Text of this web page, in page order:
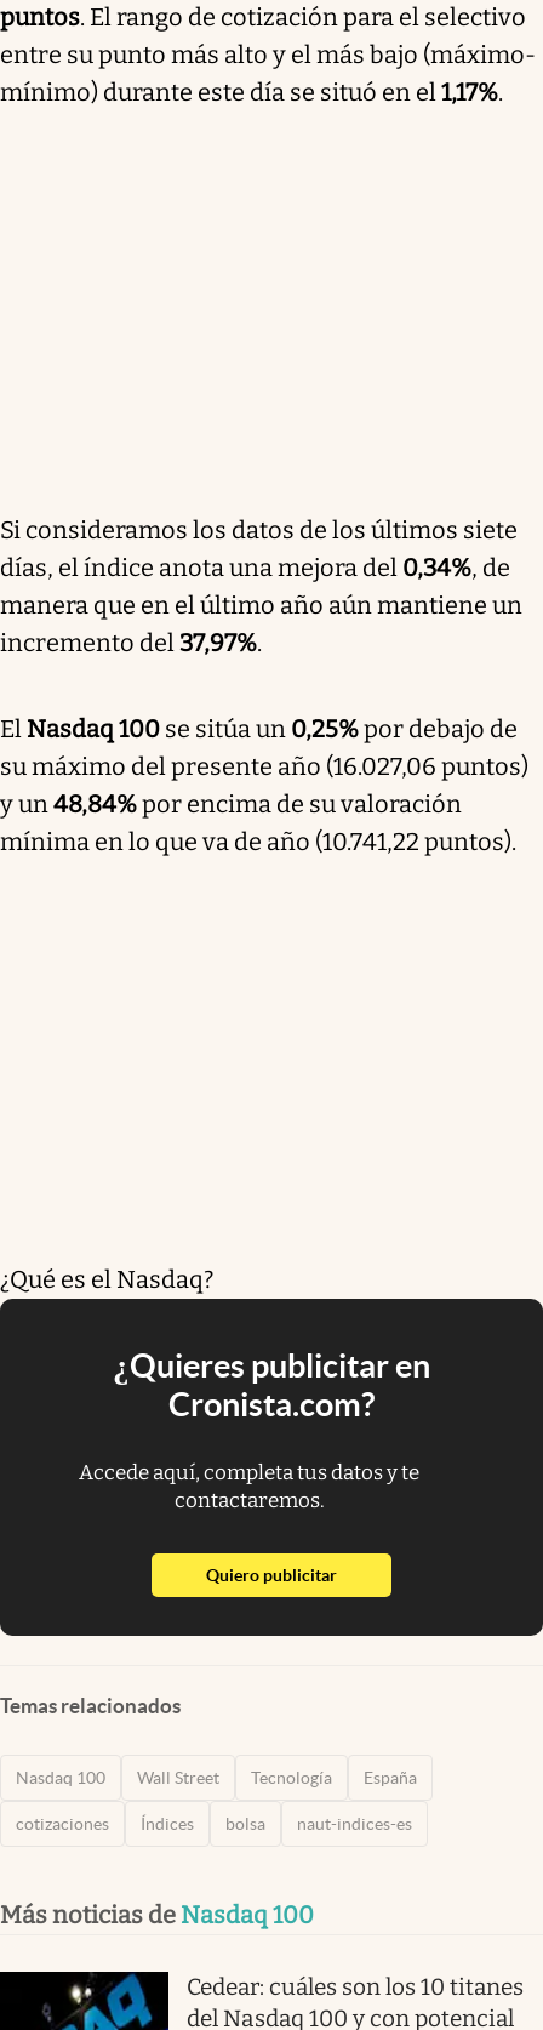
puntos. El rango de cotización para el selectivo
entre su punto más alto y el más bajo (máximo-
mínimo) durante este día se situó en el1,17%.
Si consideramos los datos de los últimos siete
días, el índice anota una mejora del 0,34%, de
manera que en el último año aún mantiene un
incremento del37,97%.
El Nasdaq 100 se sitúa un 0,25%por debajo de
su máximo del presente año (16.027,06 puntos)
y un48,84%por encima de su valoración
mínima en lo que va de año (10.741,22 puntos).
¿Qué es el Nasdaq?
¿Quieres publicitar en
Cronista.com?
Accede aquí, completa tus datos y te
contactaremos.
Quiero publicitarabre en nueva pestaña
Temas relacionados
Nasdaq 100 Wall Street Tecnología España
cotizaciones Índices bolsa naut-indices-es
Más noticias de Nasdaq 100
Cedear: cuáles son los 10 titanes
del Nasdaq 100 y con potencial